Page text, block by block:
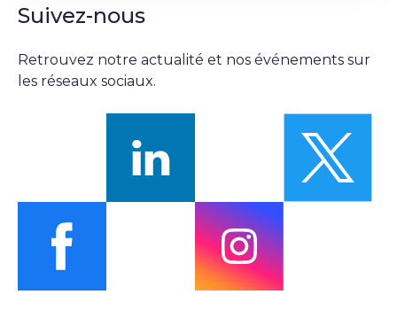
Suivez-nous
Retrouvez notre actualité et nos événements sur
les réseaux sociaux.
Suivez-nous sur facebook